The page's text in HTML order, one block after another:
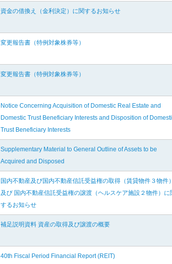
資金の借換え（金利決定）に関するお知らせ
変更報告書（特例対象株券等）
変更報告書（特例対象株券等）
Notice Concerning Acquisition of Domestic Real Estate and
Domestic Trust Beneficiary Interests and Disposition of
Trust Beneficiary Interests
Supplementary Material to General Outline of Assets to be
Acquired and Disposed
国内不動産及び国内不動産信託受益権の取得（賃貸物件３物件
及び 国内不動産信託受益権の譲渡（ヘルスケア施設２物件）に
するお知らせ
補足説明資料 資産の取得及び譲渡の概要
40th Fiscal Period Financial Report (REIT)